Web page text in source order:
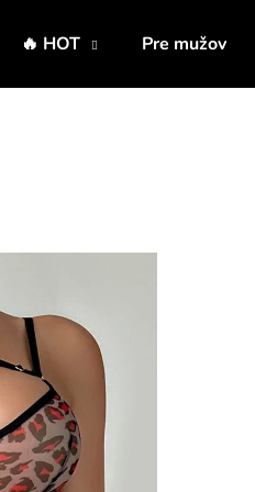
🔥 HOT Pre mužov